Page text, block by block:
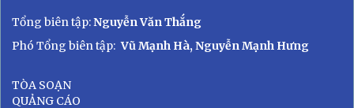
Tổng biên tập:Nguyễn Văn Thắng
Phó Tổng biên tập:Vũ Mạnh Hà, Nguyễn Mạnh Hưng
TÒA SOẠN
QUẢNG CÁO